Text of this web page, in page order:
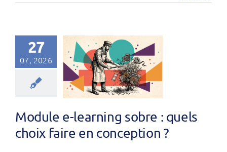
27
07, 2026
Module e-learning sobre : quels
choix faire en conception ?